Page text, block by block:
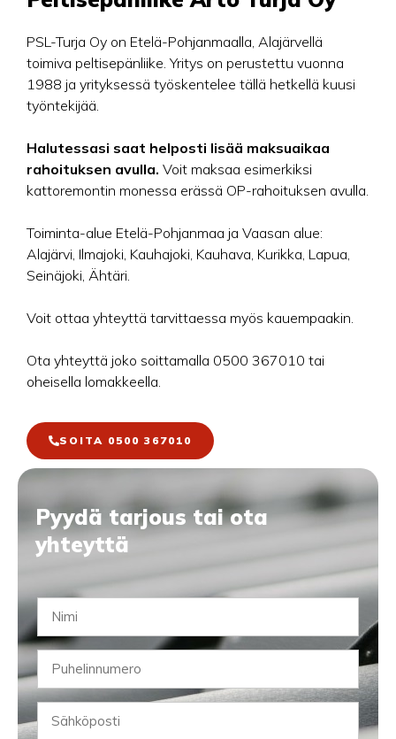
PSL-Turja Oy on Etelä-Pohjanmaalla, Alajärvellä
toimiva peltisepänliike. Yritys on perustettu vuonna
1988 ja yrityksessä työskentelee tällä hetkellä kuusi
työntekijää.
Halutessasi saat helposti lisää maksuaikaa
rahoituksen avulla. Voit maksaa esimerkiksi
kattoremontin monessa erässä OP-rahoituksen avulla.
Toiminta-alue Etelä-Pohjanmaa ja Vaasan alue:
Alajärvi, Ilmajoki, Kauhajoki, Kauhava, Kurikka, Lapua,
Seinäjoki, Ähtäri.
Voit ottaa yhteyttä tarvittaessa myös kauempaakin.
Ota yhteyttä joko soittamalla 0500 367010 tai
oheisella lomakkeella.
SOITA 0500 367010
Pyydä tarjous tai ota
yhteyttä